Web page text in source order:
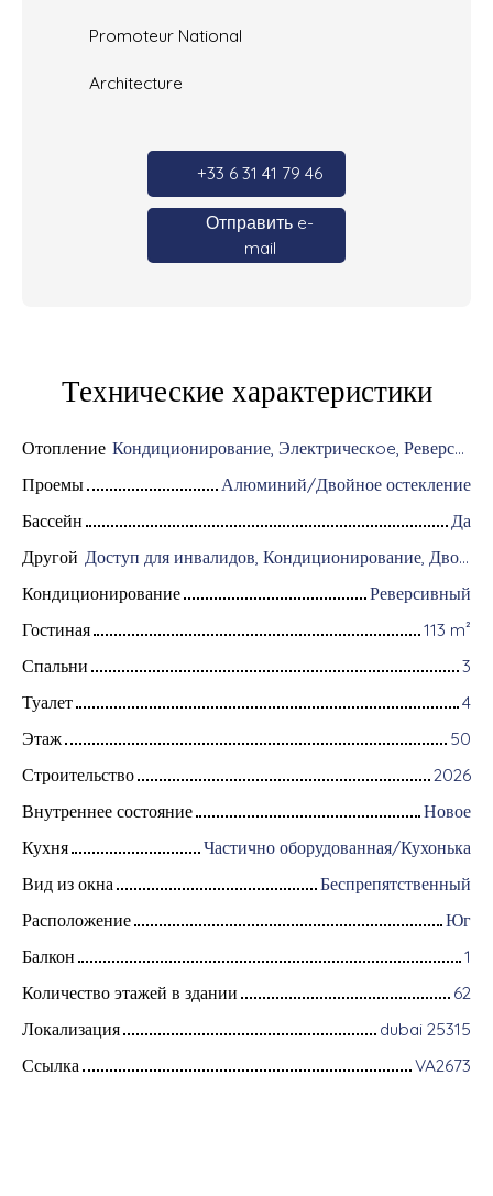
Promoteur National
Architecture
+33 6 31 41 79 46
Отправить e-
mail
Технические характеристики
Отопление
Кондиционирование, Электрическoe, Реверсивный
Проемы
Алюминий/Двойное остекление
Бассейн
Да
Другой
Доступ для инвалидов, Кондиционирование, Дворник, Оборудование для домашней автоматизации, Оптоволоконный интернет, Хранитель, Система охранной сигнализации, Видеофон
Кондиционирование
Реверсивный
Гостиная
113 m²
Спальни
3
Туалет
4
Этаж
50
Строительство
2026
Внутреннее состояние
Новое
Кухня
Частично оборудованная/Кухонька
Вид из окна
Беспрепятственный
Расположение
Юг
Балкон
1
Количество этажей в здании
62
Локализация
dubai 25315
Ссылка
VA2673